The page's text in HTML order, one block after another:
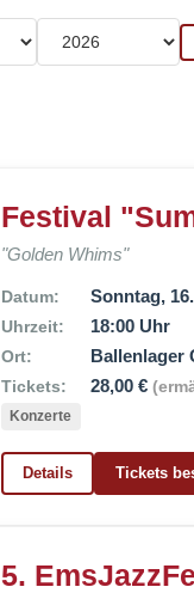
Festival
"Golden Whims"
Datum: Sonntag,
Uhrzeit: 18:00 Uhr
Ort: Ballenlager
Tickets: 28,00 €
Konzerte
Details Tickets
5.